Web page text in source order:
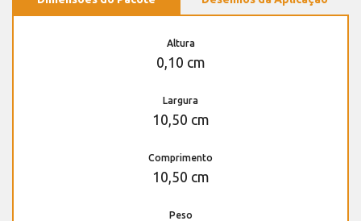
Altura
0,10 cm
Largura
10,50 cm
Comprimento
10,50 cm
Peso